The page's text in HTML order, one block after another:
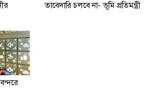
তাবেদারি চলবে না- ভূমি প্রতিমন্ত্রী